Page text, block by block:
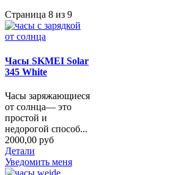
Страница 8 из 9
Часы SKMEI Solar
345 White
Часы заряжающиеся
от солнца— это
простой и
недорогой способ...
2000,00 руб
Детали
Уведомить меня